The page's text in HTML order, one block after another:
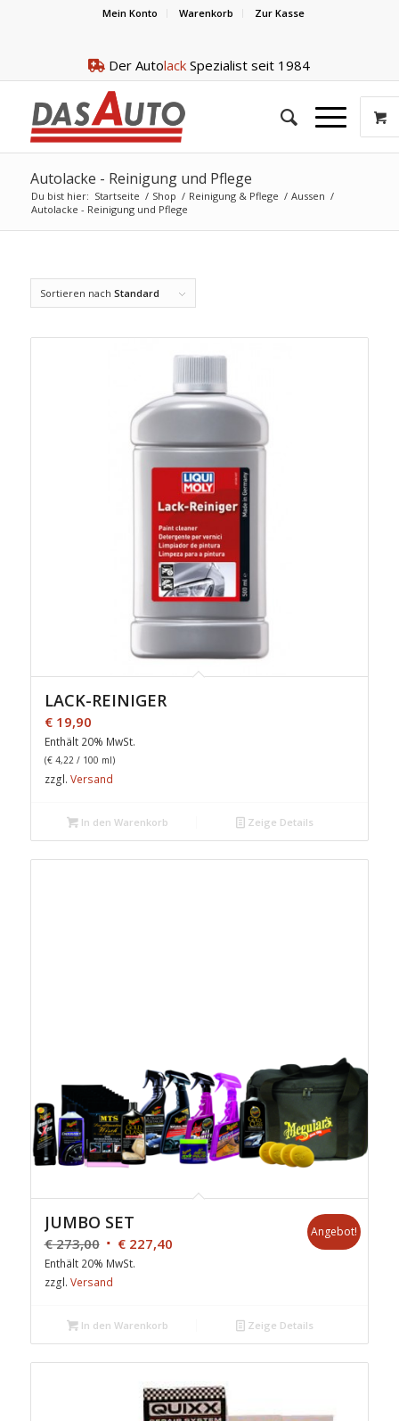
Mein Konto Warenkorb Zur Kasse
Der Autolack Spezialist seit 1984
Autolacke - Reinigung und Pflege
Du bist hier: Startseite / Shop / Reinigung & Pflege / Aussen /
Autolacke - Reinigung und Pflege
Sortieren nach Standard
LACK-REINIGER
€19,90
Enthält 20% MwSt.
(€4,22 / 100 ml)
zzgl. Versand
In den Warenkorb Zeige Details
JUMBO SET
€273,00 €227,40
Enthält 20% MwSt.
zzgl. Versand
Angebot!
In den Warenkorb Zeige Details